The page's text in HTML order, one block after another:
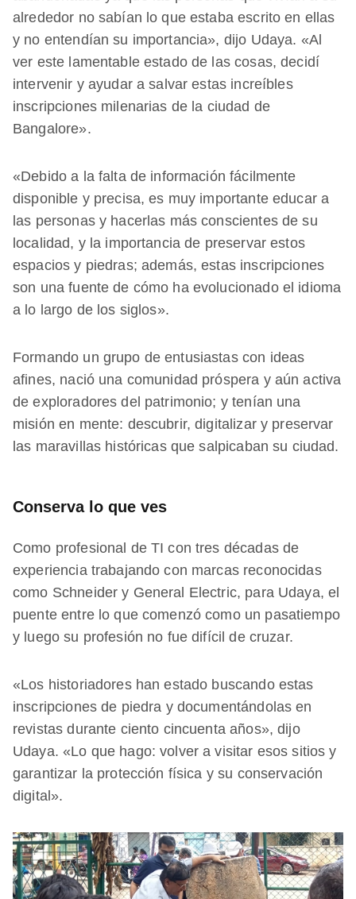
alrededor no sabían lo que estaba escrito en ellas
y no entendían su importancia», dijo Udaya. «Al
ver este lamentable estado de las cosas, decidí
intervenir y ayudar a salvar estas increíbles
inscripciones milenarias de la ciudad de
Bangalore».
«Debido a la falta de información fácilmente
disponible y precisa, es muy importante educar a
las personas y hacerlas más conscientes de su
localidad, y la importancia de preservar estos
espacios y piedras; además, estas inscripciones
son una fuente de cómo ha evolucionado el idioma
a lo largo de los siglos».
Formando un grupo de entusiastas con ideas
afines, nació una comunidad próspera y aún activa
de exploradores del patrimonio; y tenían una
misión en mente: descubrir, digitalizar y preservar
las maravillas históricas que salpicaban su ciudad.
Conserva lo que ves
Como profesional de TI con tres décadas de
experiencia trabajando con marcas reconocidas
como Schneider y General Electric, para Udaya, el
puente entre lo que comenzó como un pasatiempo
y luego su profesión no fue difícil de cruzar.
«Los historiadores han estado buscando estas
inscripciones de piedra y documentándolas en
revistas durante ciento cincuenta años», dijo
Udaya. «Lo que hago: volver a visitar esos sitios y
garantizar la protección física y su conservación
digital».